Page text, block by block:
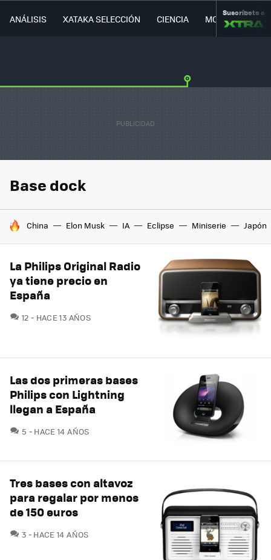
ANÁLISIS XATAKA SELECCIÓN CIENCIA MOVILIDAD
Suscríbete a
Base dock
HOY SE HABLA DE
China Elon Musk IA Eclipse Miniserie Japón
La Philips Original Radio
ya tiene precio en
España
12 COMENTARIOS
HACE 13 AÑOS
Las dos primeras bases
Philips con Lightning
llegan a España
5 COMENTARIOS
HACE 14 AÑOS
Tres bases con altavoz
para regalar por menos
de 150 euros
3 COMENTARIOS
HACE 14 AÑOS